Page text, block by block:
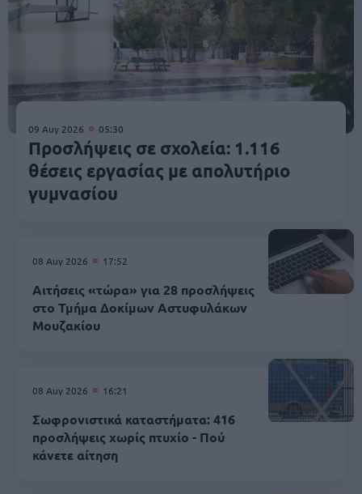
09 Αυγ 2026 05:30
Προσλήψεις σε σχολεία: 1.116
θέσεις εργασίας με απολυτήριο
γυμνασίου
08 Αυγ 2026 17:52
Αιτήσεις «τώρα» για 28 προσλήψεις
στο Τμήμα Δοκίμων Αστυφυλάκων
Mουζακίου
08 Αυγ 2026 16:21
Σωφρονιστικά καταστήματα: 416
προσλήψεις χωρίς πτυχίο - Πού
κάνετε αίτηση